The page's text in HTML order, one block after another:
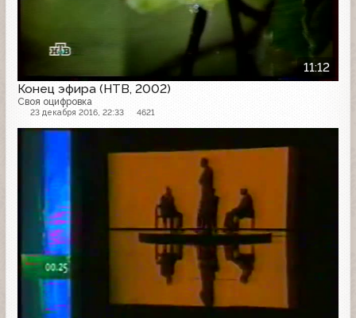
11:12
Конец эфира (НТВ, 2002)
Своя оцифровка
23 декабря 2016, 22:33 4621
Конец эфира